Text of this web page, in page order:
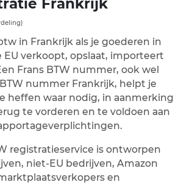
Frankrijk
in Frankrijk als je goederen in
EU verkoopt, opslaat, importeert
Frans BTW nummer, ook wel
nummer Frankrijk, helpt je
heffen waar nodig, in aanmerking
te vorderen en te voldoen aan
registratieservice is ontworpen
niet-EU bedrijven, Amazon
en